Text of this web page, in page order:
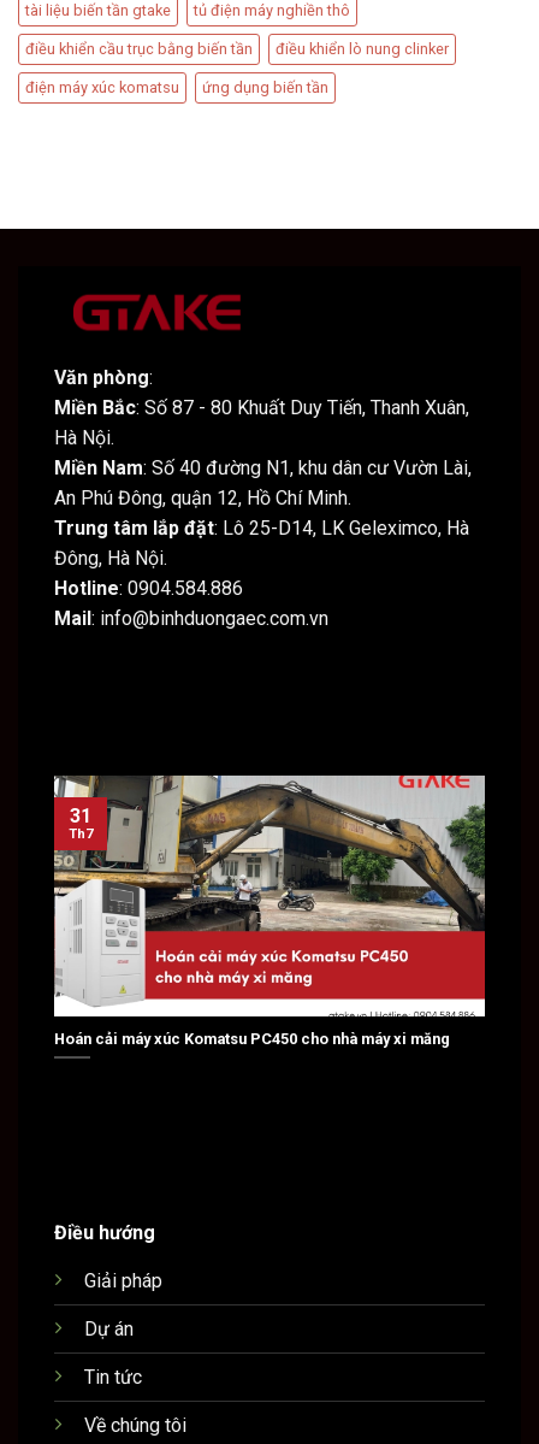
tài liệu biến tần gtake tủ điện máy nghiền thô
điều khiển cầu trục bằng biến tần điều khiển lò nung clinker
điện máy xúc komatsu ứng dụng biến tần
Văn phòng:
Miền Bắc: Số 87 - 80 Khuất Duy Tiến, Thanh Xuân,
Hà Nội.
Miền Nam: Số 40 đường N1, khu dân cư Vườn Lài,
An Phú Đông, quận 12, Hồ Chí Minh.
Trung tâm lắp đặt: Lô 25-D14, LK Geleximco, Hà
Đông, Hà Nội.
Hotline: 0904.584.886
Mail: info@binhduongaec.com.vn
Điều hướng
Giải pháp
Dự án
Tin tức
Về chúng tôi
Hoán cải máy xúc Komatsu PC450 cho nhà máy xi măng
31
Th7